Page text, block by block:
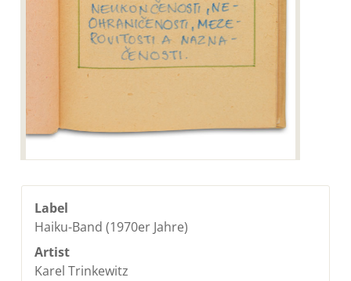
Label
Haiku-Band (1970er Jahre)
Artist
Karel Trinkewitz